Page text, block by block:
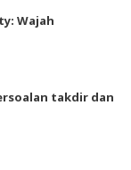
Wajah
takdir dan